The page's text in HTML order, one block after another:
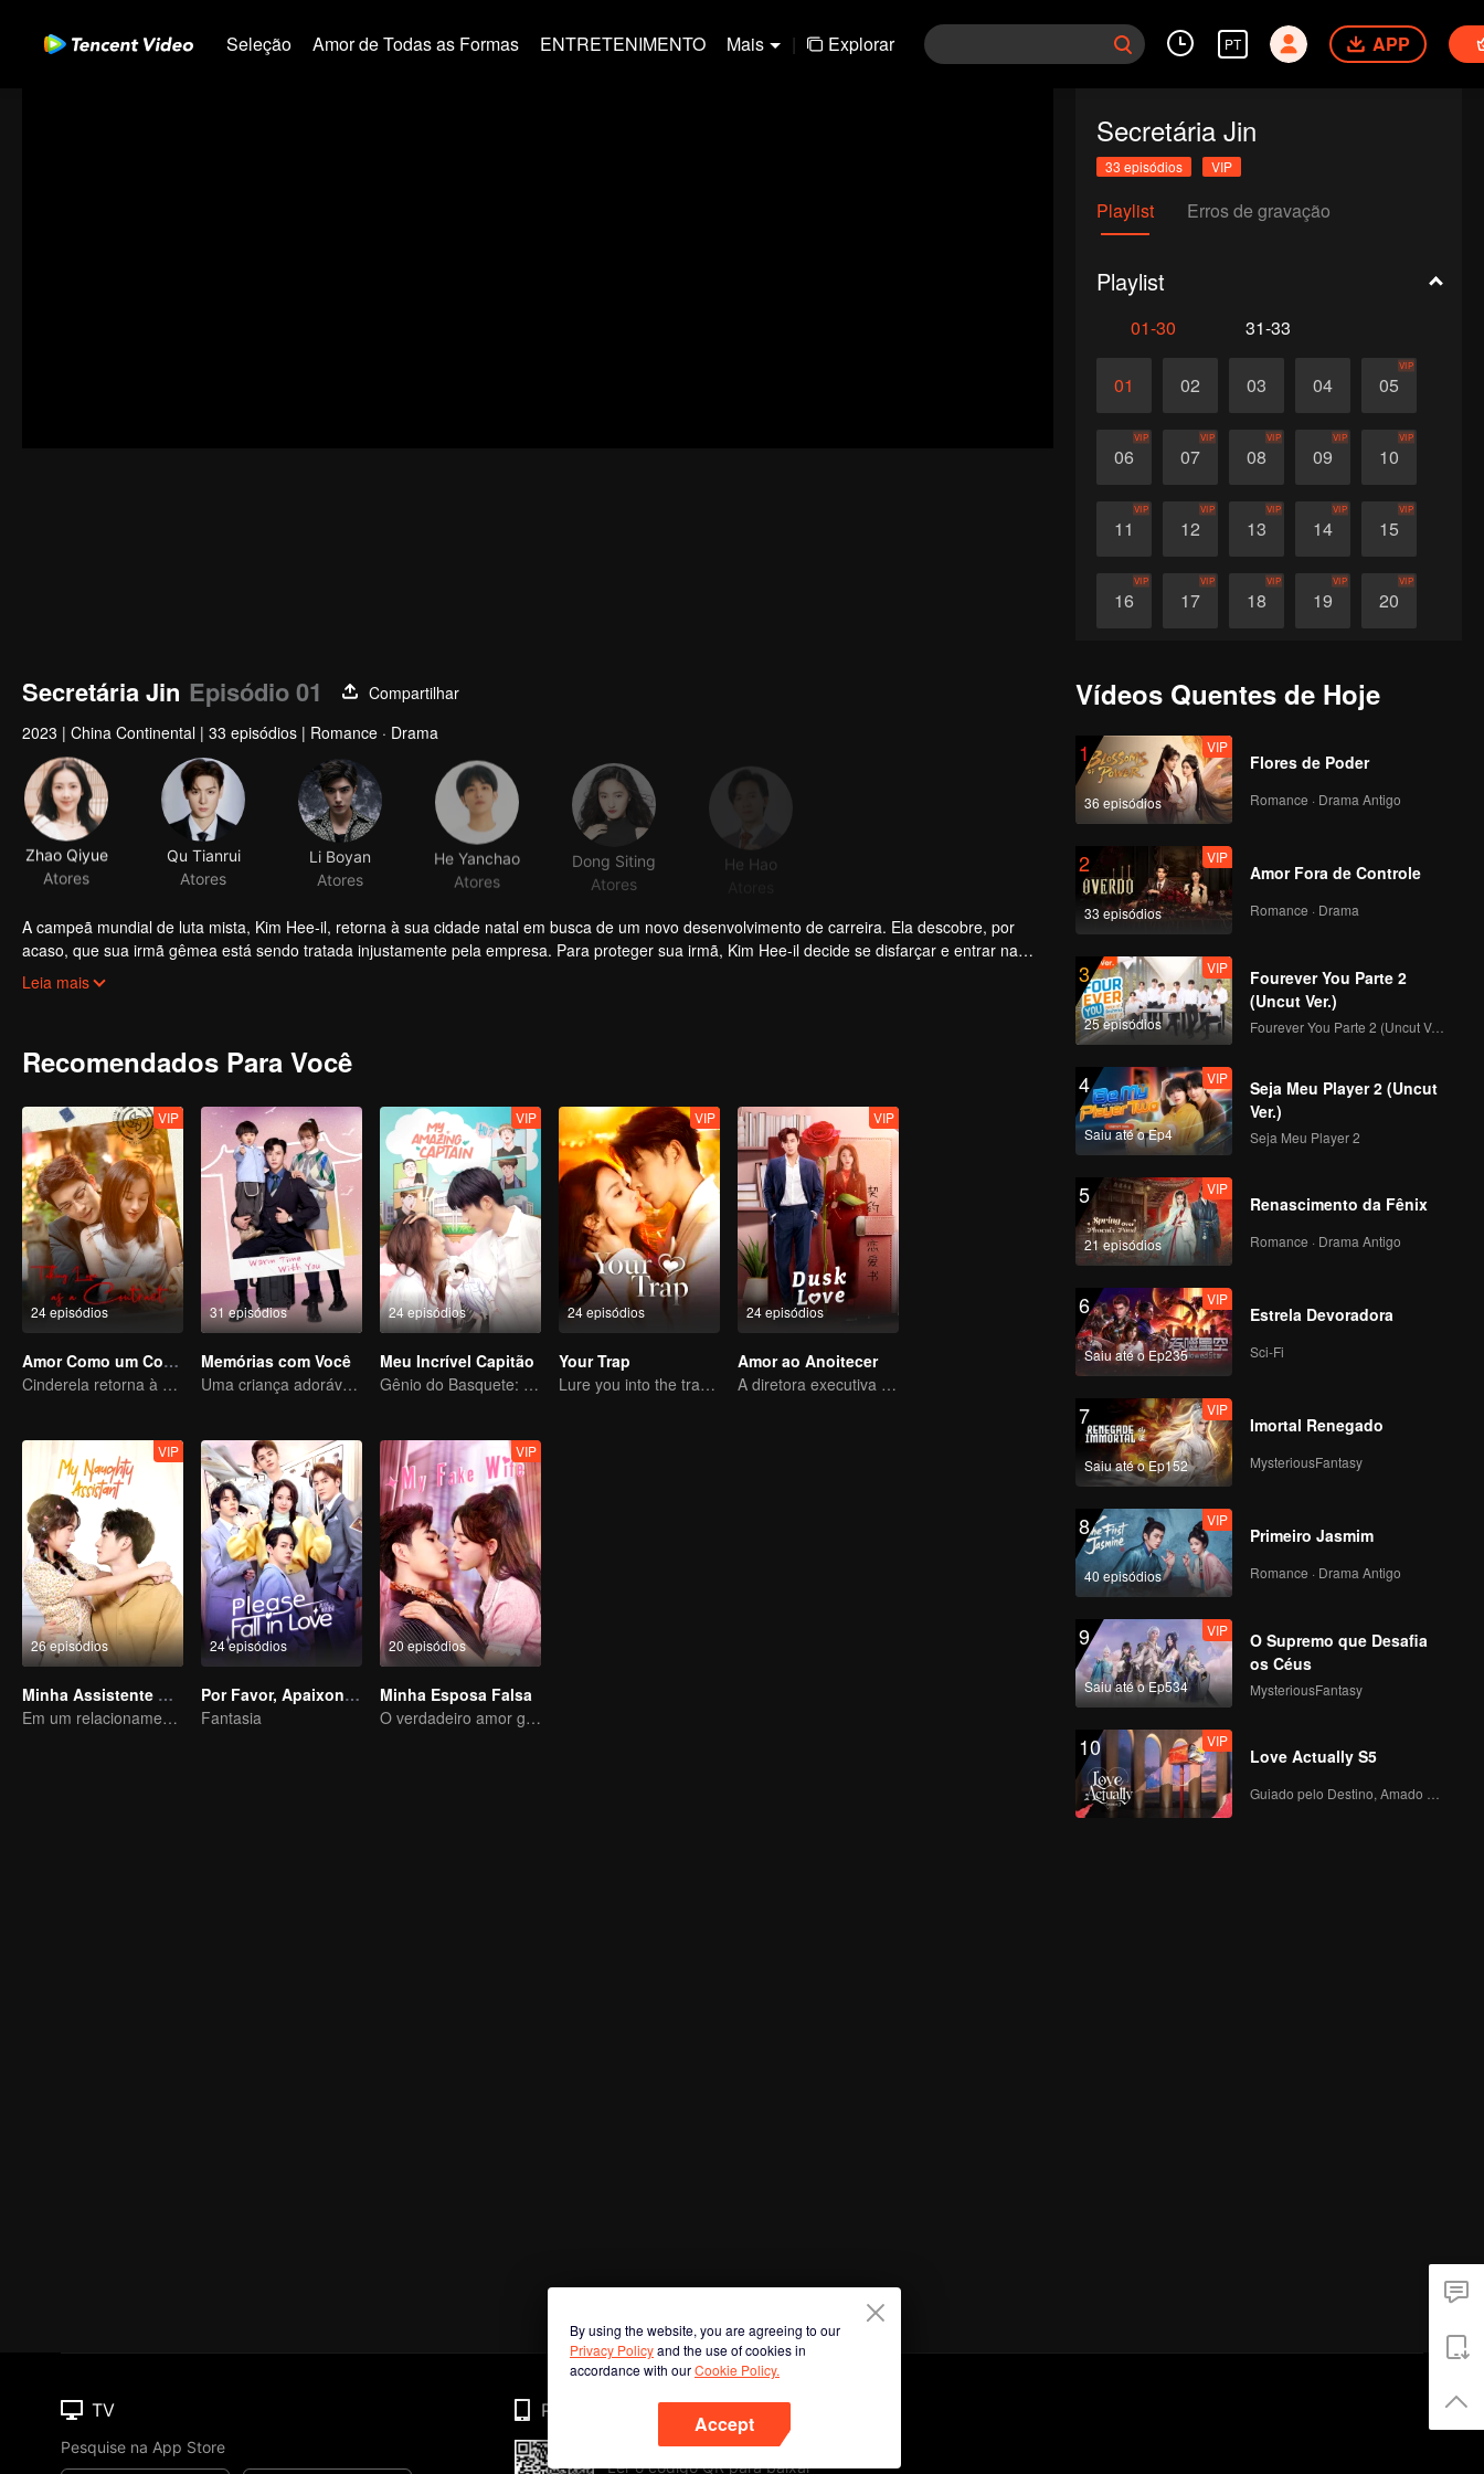
Seleção Amor de Todas as Formas ENTRETENIMENTO Mais | Explorar PT APP
Secretária Jin
33 episódios VIP
Playlist Erros de gravação
Playlist
01-30 31-33
01 02 03 04 05
VIP
06
VIP
07
VIP
08
VIP
09
VIP
10
VIP
11
VIP
12
VIP
13
VIP
14
VIP
15
VIP
16
VIP
17
VIP
18
VIP
19
VIP
20
VIP
26 27
Secretária Jin Episódio 01
Compartilhar
2023 | China Continental | 33 episódios | Romance · Drama
Zhao Qiyue
Atores
Qu Tianrui
Atores
Li Boyan
Atores
He Yanchao
Atores
Dong Siting
Atores
He Hao
A campeã mundial de luta mista, Kim Hee-il, retorna à sua cidade natal em busca de um novo desenvolvimento de carreira. Ela descobre, por
acaso, que sua irmã gêmea está sendo tratada injustamente pela empresa. Para proteger sua irmã, Kim Hee-il decide se disfarçar e entrar na
empresa como sua irmã. Na empresa, Kim Hee-il encontra muitos colegas de trabalho ruins e um chefe terrível. No entanto, ela não recua, mas
Leia mais
Recomendados Para Você
24 episódios
VIP
Amor Como um Contrato
Cinderela retorna à alta sociedade e encontra o amor com o presidente
31 episódios
Memórias com Você
Uma criança adorável ajuda pais falsos a transformarem em realidade
24 episódios
VIP
Meu Incrível Capitão
Gênio do Basquete: Amor em um Novo Corpo
24 episódios
VIP
Your Trap
Lure you into the trap with love as bait
24 episódios
VIP
Amor ao Anoitecer
A diretora executiva se apaixonou pelo seu novo contrato
26 episódios
VIP
Minha Assistente Atrevida
Em um relacionamento com um ídolo
24 episódios
Por Favor, Apaixone-se
Fantasia
20 episódios
VIP
Minha Esposa Falsa
O verdadeiro amor gerado no casamento substituto
Vídeos Quentes de Hoje
1
36 episódios
VIP
Flores de Poder
Romance · Drama Antigo
2
33 episódios
VIP
Amor Fora de Controle
Romance · Drama
3
25 episódios
VIP
Fourever You Parte 2
(Uncut Ver.)
Fourever You Parte 2 (Uncut Ver.)
4
Saiu até o Ep4
VIP
Seja Meu Player 2 (Uncut
Ver.)
Seja Meu Player 2
5
21 episódios
VIP
Renascimento da Fênix
Romance · Drama Antigo
6
Saiu até o Ep235
VIP
Estrela Devoradora
Sci-Fi
7
Saiu até o Ep152
VIP
Imortal Renegado
MysteriousFantasy
8
40 episódios
VIP
Primeiro Jasmim
Romance · Drama Antigo
9
Saiu até o Ep534
VIP
O Supremo que Desafia
os Céus
MysteriousFantasy
10 VIP
Love Actually S5
By using the website, you are agreeing to our
Privacy Policyand the use of cookies in
accordance with ourCookie Policy.
Accept
TV
Pesquise na App Store
Phone
Ler o código QR para baixar